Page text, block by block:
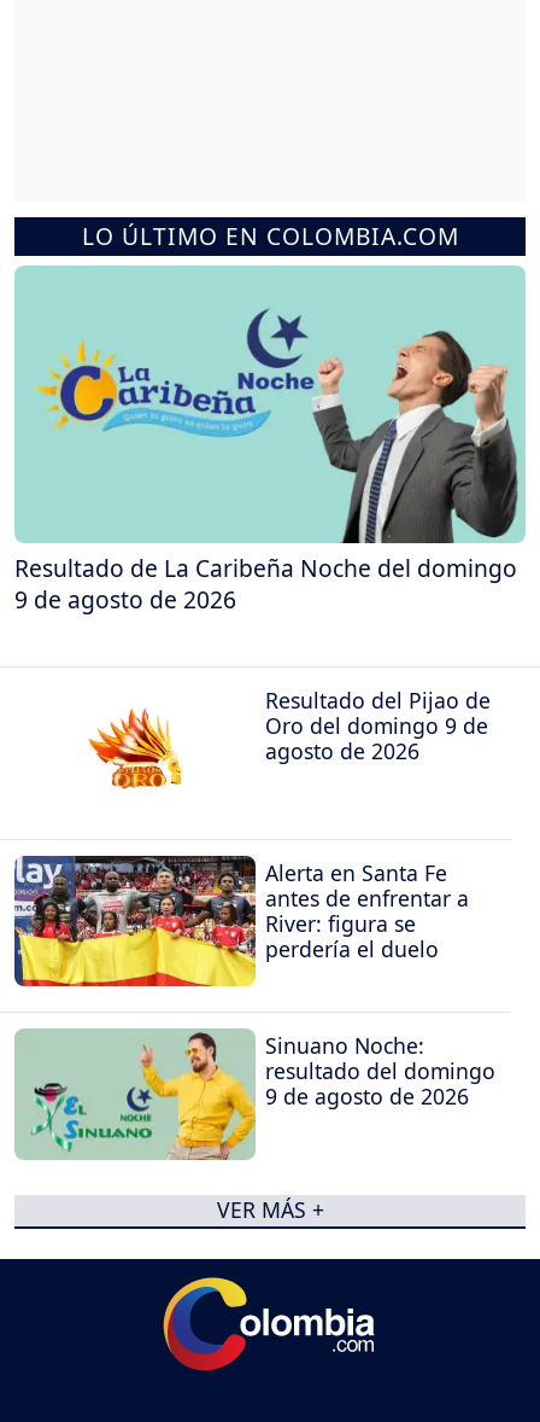
LO ÚLTIMO EN COLOMBIA.COM
Resultado de La Caribeña Noche del domingo
9 de agosto de 2026
Resultado del Pijao de
Oro del domingo 9 de
agosto de 2026
Alerta en Santa Fe
antes de enfrentar a
River: figura se
perdería el duelo
Sinuano Noche:
resultado del domingo
9 de agosto de 2026
VER MÁS +